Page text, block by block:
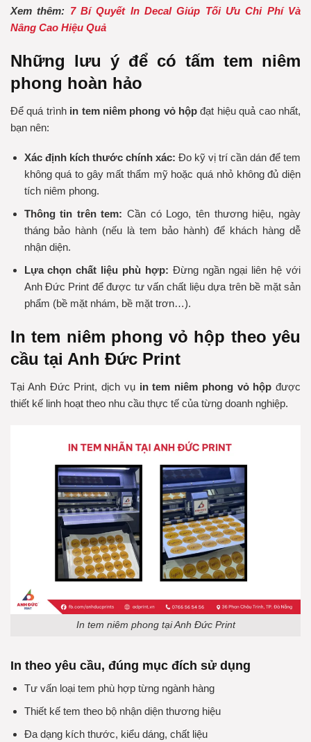
Xem thêm: 7 Bí Quyết In Decal Giúp Tối Ưu Chi Phí Và
Nâng Cao Hiệu Quả
Những lưu ý để có tấm tem niêm
phong hoàn hảo
Để quá trình in tem niêm phong vỏ hộp đạt hiệu quả cao nhất,
bạn nên:
Xác định kích thước chính xác: Đo kỹ vị trí cần dán để tem
không quá to gây mất thẩm mỹ hoặc quá nhỏ không đủ diện
tích niêm phong.
Thông tin trên tem: Cần có Logo, tên thương hiệu, ngày
tháng bảo hành (nếu là tem bảo hành) để khách hàng dễ
nhận diện.
Lựa chọn chất liệu phù hợp: Đừng ngần ngại liên hệ với
Anh Đức Print để được tư vấn chất liệu dựa trên bề mặt sản
phẩm (bề mặt nhám, bề mặt trơn…).
In tem niêm phong vỏ hộp theo yêu
cầu tại Anh Đức Print
Tại Anh Đức Print, dịch vụ in tem niêm phong vỏ hộp được
thiết kế linh hoạt theo nhu cầu thực tế của từng doanh nghiệp.
In tem niêm phong tại Anh Đức Print
In theo yêu cầu, đúng mục đích sử dụng
Tư vấn loại tem phù hợp từng ngành hàng
Thiết kế tem theo bộ nhận diện thương hiệu
Đa dạng kích thước, kiểu dáng, chất liệu